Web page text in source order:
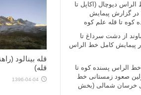
قله بینالود
قله)
1396-04-04
ديوچال (اكاپل تا
درگزارش پیمایش
تا قله علم کوه
از دشت سرداغ تا
پیمایش کامل خط الراس
الراس پسنده کوه تا
صعود زمستانی خط
ی خرسان شمالی (بخش